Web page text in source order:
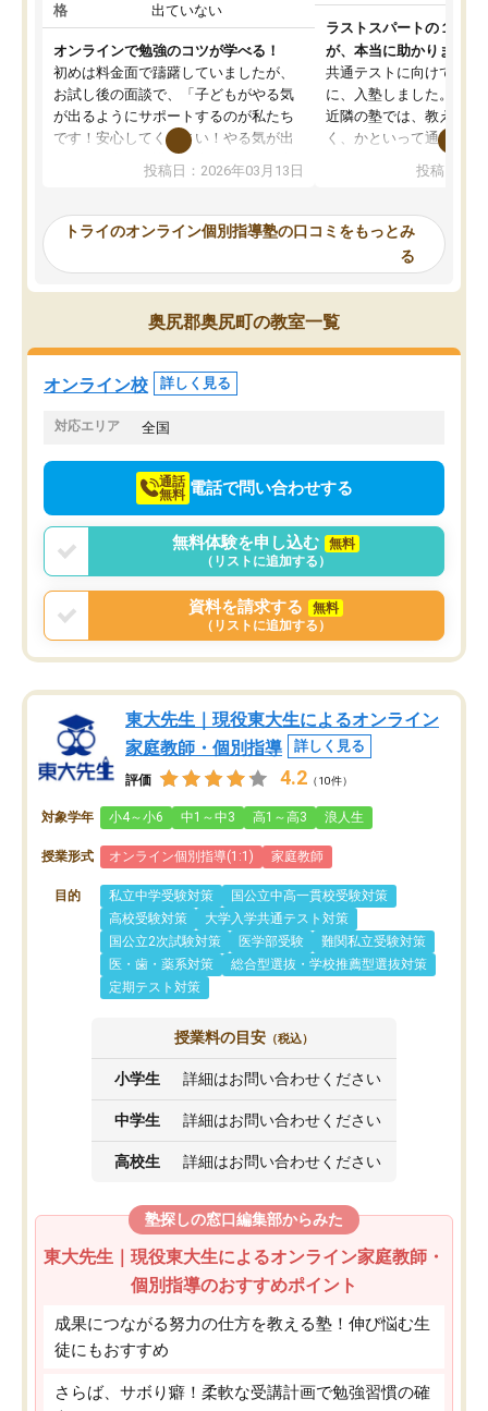
格
出ていない
オンラインで勉強のコツが学べる！
初めは料金面で躊躇していましたが、
お試し後の面談で、「子どもがやる気
が出るようにサポートするのが私たち
です！安心してください！やる気が出
ないのは私たち講師の責任です」と言
ってくださり、確かに！と考えて、思
ったんですが、学生の先生から学ぶこ
み、徐々に成績が上がったらいいなと
思っていました。何が今足りないのか
を的確に指導いただき、子どももびっ
くりするほど楽しんでやる気を持って
塾を受けています。狙い通り、少しず
つ成績も上がり、苦手意識も無くなっ
てきたので、さらに苦手な数学も追加
でお願いしました。来年の高校受験に
投稿日：2026年03月13日
ラストスパートの１か月
が、本当に助かりました
共通テストに向けての追
に、入塾しました。田舎
近隣の塾では、教えても
く、かといって通うには
可能なので本当に助か
らないところをピンポイ
頂いて、とてもわかり
していました。一生を
スト、多少お金がかかっ
思い切って入塾してよか
投稿日：
トライのオンライン個別指導塾の口コミをもっとみ
る
奥尻郡奥尻町の教室一覧
オンライン校 詳しく見る
対応エリア 全国
通話
無料 電話で問い合わせする
無料体験を申し込む
無料
（リストに追加する）
資料を請求する
無料
（リストに追加する）
東大先生｜現役東大生によるオンライン
家庭教師・個別指導
詳しく見る
評価 4.2 （10件）
対象学年 小4～小6 中1～中3 高1～高3 浪人生
授業形式 オンライン個別指導(1:1) 家庭教師
目的 私立中学受験対策
国公立中高一貫校受験対策
高校受験対策
大学入学共通テスト対策
国公立2次試験対策
医学部受験
難関私立受験対策
医・歯・薬系対策
総合型選抜・学校推薦型選抜対策
定期テスト対策
授業料の目安 （税込）
小学生 詳細はお問い合わせください
中学生 詳細はお問い合わせください
高校生 詳細はお問い合わせください
塾探しの窓口編集部からみた
東大先生｜現役東大生によるオンライン家庭教師・
個別指導のおすすめポイント
成果につながる努力の仕方を教える塾！伸び悩む生
徒にもおすすめ
さらば、サボり癖！柔軟な受講計画で勉強習慣の確